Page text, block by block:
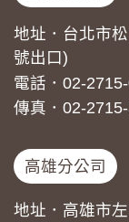
地址．台北市
號出口)
電話．02-
傳真．02-
高雄分公司
地址．高雄市